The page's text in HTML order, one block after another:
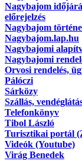
Nagybajom
előrejelzés
Nagybajom
Nagybajom.lap.hu
Nagybajomi
Nagybajomi
Orvosi rendelés,
Pálóczi
Sárközy
Szállás,
Telefonkönyv
Tibol László
Turisztikai portál
Videók (Youtube)
Virág Benedek